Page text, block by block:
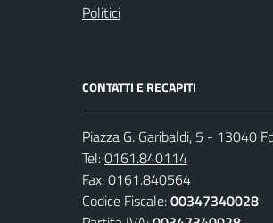
Politici
CONTATTI E RECAPITI
Piazza G. Garibaldi, 5 - 13040
Tel:0161.840114
Fax:0161.840564
Codice Fiscale:00347340028